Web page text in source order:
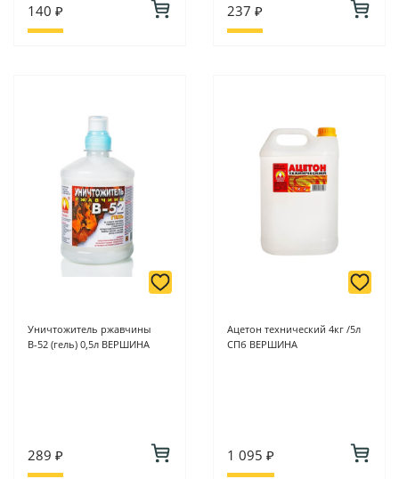
140 ₽ 237 ₽
Уничтожитель ржавчины
В-52 (гель) 0,5л ВЕРШИНА
289 ₽
Ацетон технический 4кг /5л
СПб ВЕРШИНА
1 095 ₽